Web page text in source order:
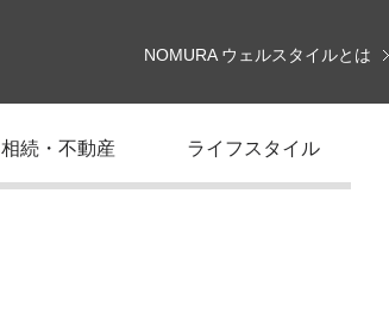
NOMURA ウェルスタイルとは
相続・不動産 ライフスタイル